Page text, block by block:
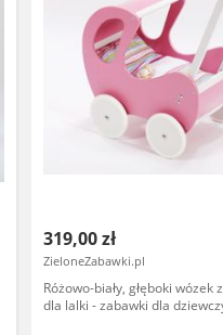
319,00 zł
ZieloneZabawki.pl
Różowo-biały, głęboki wózek
dla lalki - zabawki dla